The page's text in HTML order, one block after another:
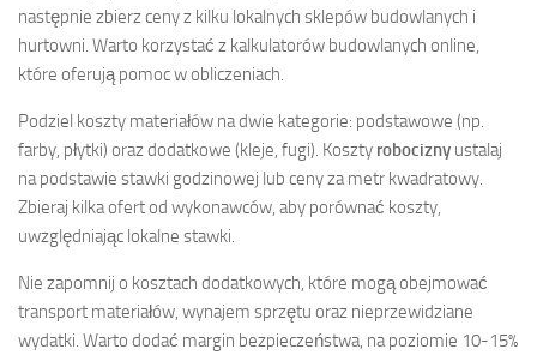
następnie zbierz ceny z kilku lokalnych sklepów budowlanych i
hurtowni. Warto korzystać z kalkulatorów budowlanych online,
które oferują pomoc w obliczeniach.
Podziel koszty materiałów na dwie kategorie: podstawowe (np.
farby, płytki) oraz dodatkowe (kleje, fugi). Koszty robocizny ustalaj
na podstawie stawki godzinowej lub ceny za metr kwadratowy.
Zbieraj kilka ofert od wykonawców, aby porównać koszty,
uwzględniając lokalne stawki.
Nie zapomnij o kosztach dodatkowych, które mogą obejmować
transport materiałów, wynajem sprzętu oraz nieprzewidziane
wydatki. Warto dodać margin bezpieczeństwa, na poziomie 10-15%